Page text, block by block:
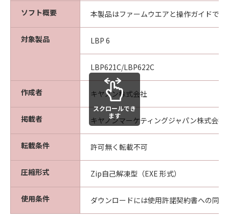
ソフト概要 本製品はファームウエアと操作ガイドです
対象製品 LBP 6
LBP621C/LBP622C
作成者 キヤノン株式会社
掲載者 キヤノンマーケティングジャパン株式会社
転載条件 許可無く転載不可
圧縮形式 Zip自己解凍型（EXE 形式）
使用条件 ダウンロードには使用許諾契約書への同意
スクロールでき
ます